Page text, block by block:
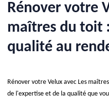
Rénover votre
maîtres du toit
qualité au
Rénover votre Velux avec Les
de l'expertise et de la qualité que